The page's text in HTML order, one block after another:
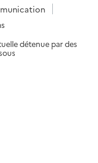
détenue par des